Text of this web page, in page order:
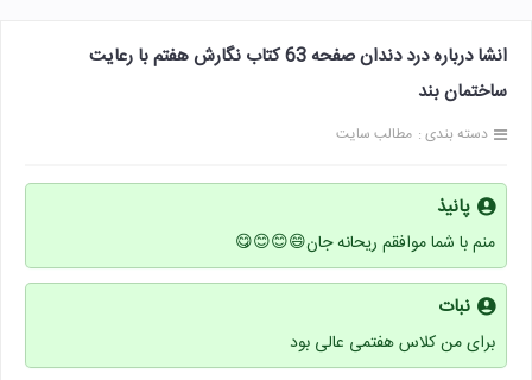
انشا درباره درد دندان صفحه 63 کتاب نگارش هفتم با رعایت
ساختمان بند
دسته بندی : مطالب سایت
پانیذ
منم با شما موافقم ریحانه جان😄😊😊😋
نبات
برای من کلاس هفتمی عالی بود